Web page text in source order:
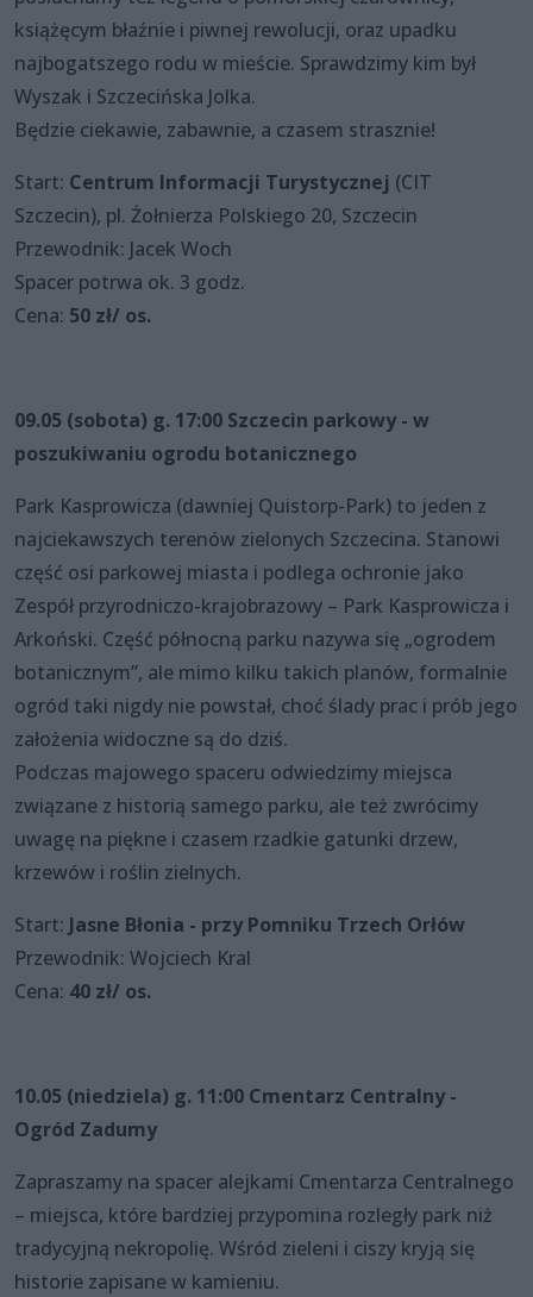
książęcym błaźnie i piwnej rewolucji, oraz upadku
najbogatszego rodu w mieście. Sprawdzimy kim był
Wyszak i Szczecińska Jolka.
Będzie ciekawie, zabawnie, a czasem strasznie!
Start: Centrum Informacji Turystycznej (CIT
Szczecin), pl. Żołnierza Polskiego 20, Szczecin
Przewodnik: Jacek Woch
Spacer potrwa ok. 3 godz.
Cena: 50 zł/ os.
09.05 (sobota) g. 17:00 Szczecin parkowy - w
poszukiwaniu ogrodu botanicznego
Park Kasprowicza (dawniej Quistorp-Park) to jeden z
najciekawszych terenów zielonych Szczecina. Stanowi
część osi parkowej miasta i podlega ochronie jako
Zespół przyrodniczo-krajobrazowy – Park Kasprowicza i
Arkoński. Część północną parku nazywa się „ogrodem
botanicznym”, ale mimo kilku takich planów, formalnie
ogród taki nigdy nie powstał, choć ślady prac i prób jego
założenia widoczne są do dziś.
Podczas majowego spaceru odwiedzimy miejsca
związane z historią samego parku, ale też zwrócimy
uwagę na piękne i czasem rzadkie gatunki drzew,
krzewów i roślin zielnych.
Start: Jasne Błonia - przy Pomniku Trzech Orłów
Przewodnik: Wojciech Kral
Cena: 40 zł/ os.
10.05 (niedziela) g. 11:00 Cmentarz Centralny -
Ogród Zadumy
Zapraszamy na spacer alejkami Cmentarza Centralnego
– miejsca, które bardziej przypomina rozległy park niż
tradycyjną nekropolię. Wśród zieleni i ciszy kryją się
historie zapisane w kamieniu.